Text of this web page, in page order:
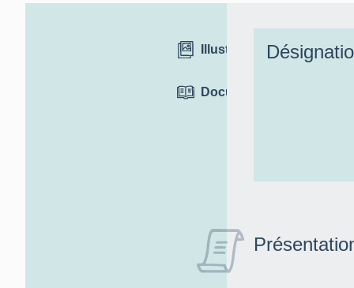
Illustrations
Documentation